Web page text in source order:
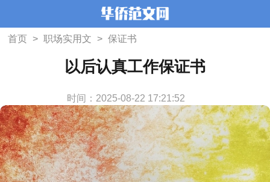
首页 > 职场实用文 > 保证书
以后认真工作保证书
时间：2025-08-22 17:21:52